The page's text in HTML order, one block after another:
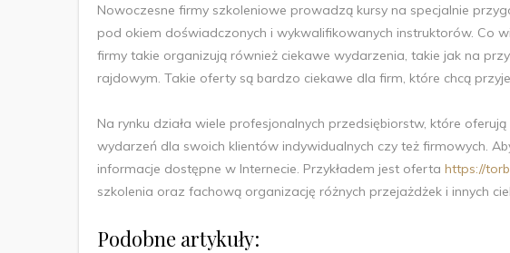
Nowoczesne firmy szkoleniowe prowadzą kursy na specjalnie
pod okiem doświadczonych i wykwalifikowanych instruktorów. Co
firmy takie organizują również ciekawe wydarzenia, takie jak na
rajdowym. Takie oferty są bardzo ciekawe dla firm, które chcą
Na rynku działa wiele profesjonalnych przedsiębiorstw, które
wydarzeń dla swoich klientów indywidualnych czy też firmowych.
informacje dostępne w Internecie. Przykładem jest oferta https://
szkolenia oraz fachową organizację różnych przejażdżek i innych
Podobne artykuły: